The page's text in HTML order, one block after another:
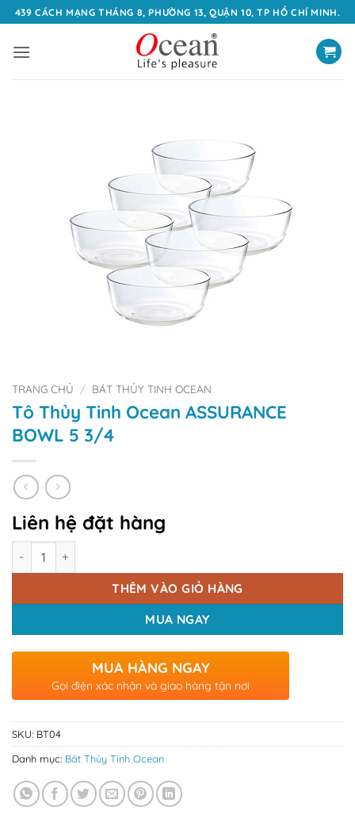
qua
nội
439 CÁCH MẠNG THÁNG 8, PHƯỜNG 13, QUẬN 10, TP HỒ CHÍ MINH.
TRANG CHỦ / BÁT THỦY TINH OCEAN
Tô Thủy Tinh Ocean ASSURANCE
BOWL 5 3/4
Liên hệ đặt hàng
Số lượng
THÊM VÀO GIỎ HÀNG
MUA NGAY
MUA HÀNG NGAY
Gọi điện xác nhận và giao hàng tận nơi
SKU: BT04
Danh mục: Bát Thủy Tinh Ocean